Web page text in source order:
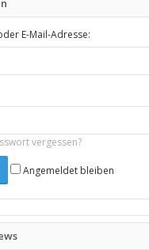
E-Mail-Adresse:
vergessen?
Angemeldet bleiben